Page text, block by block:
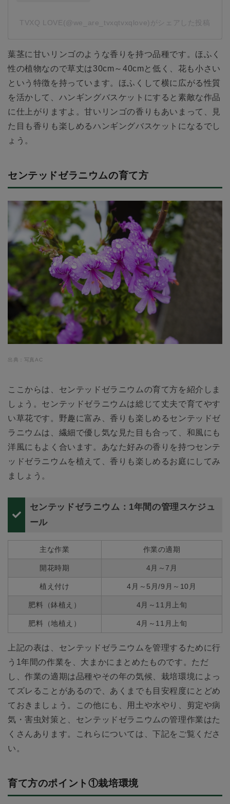
TVXQ LOVE(@we_are_tvxqtvxqlove)がシェアした投稿
葉茎に甘いリンゴのような香りを持つ品種です。ほふく
性の植物なので草丈は30cm～40cmと低く、花も小さい
という特徴を持っています。ほふくして横に広がる性質
を活かして、ハンギングバスケットにすると素敵な作品
に仕上がりますよ。甘いリンゴの香りもあいまって、見
た目も香りも楽しめるハンギングバスケットになるでし
ょう。
センテッドゼラニウムの育て方
出典：写真AC
ここからは、センテッドゼラニウムの育て方を紹介しま
しょう。センテッドゼラニウムは総じて丈夫で育てやす
い草花です。野趣に富み、香りも楽しめるセンテッドゼ
ラニウムは、繊細で優し気な見た目も合って、和風にも
洋風にもよく合います。あなた好みの香りを持つセンテ
ッドゼラニウムを植えて、香りも楽しめるお庭にしてみ
ましょう。
センテッドゼラニウム：1年間の管理スケジュ
ール
主な作業 作業の適期
開花時期 4月～7月
植え付け 4月～5月/9月～10月
肥料（鉢植え） 4月～11月上旬
肥料（地植え） 4月～11月上旬
上記の表は、センテッドゼラニウムを管理するために行
う1年間の作業を、大まかにまとめたものです。ただ
し、作業の適期は品種やその年の気候、栽培環境によっ
てズレることがあるので、あくまでも目安程度にとどめ
ておきましょう。この他にも、用土や水やり、剪定や病
気・害虫対策と、センテッドゼラニウムの管理作業はた
くさんあります。これらについては、下記をご覧くださ
い。
育て方のポイント①栽培環境